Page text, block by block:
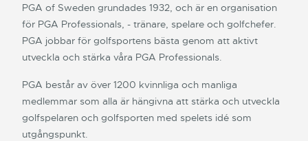
PGA of Sweden grundades 1932, och är en organisation
för PGA Professionals, - tränare, spelare och golfchefer.
PGA jobbar för golfsportens bästa genom att aktivt
utveckla och stärka våra PGA Professionals.
PGA består av över 1200 kvinnliga och manliga
medlemmar som alla är hängivna att stärka och utveckla
golfspelaren och golfsporten med spelets idé som
utgångspunkt.